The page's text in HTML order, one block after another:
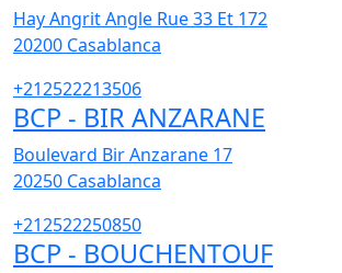
Hay Angrit Angle Rue 33 Et 172
20200 Casablanca
+212522213506
BCP - BIR ANZARANE
Boulevard Bir Anzarane 17
20250 Casablanca
+212522250850
BCP - BOUCHENTOUF